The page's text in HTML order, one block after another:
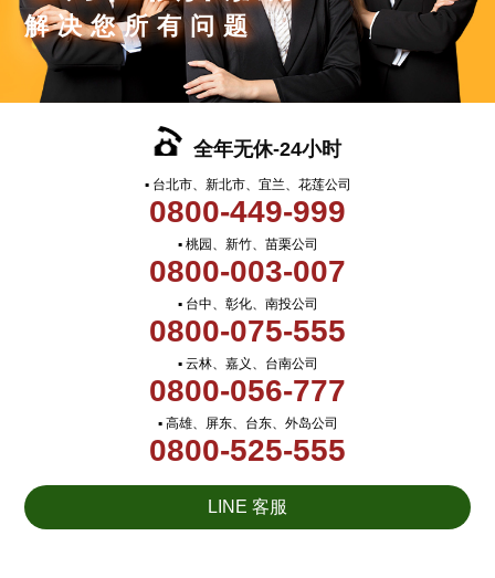
解决您所有问题
全年无休-24小时
▪ 台北市、新北市、宜兰、花莲公司
0800-449-999
▪ 桃园、新竹、苗栗公司
0800-003-007
▪ 台中、彰化、南投公司
0800-075-555
▪ 云林、嘉义、台南公司
0800-056-777
▪ 高雄、屏东、台东、外岛公司
0800-525-555
LINE 客服